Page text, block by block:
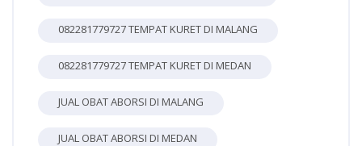
082281779727 TEMPAT KURET DI MALANG
082281779727 TEMPAT KURET DI MEDAN
JUAL OBAT ABORSI DI MALANG
JUAL OBAT ABORSI DI MEDAN